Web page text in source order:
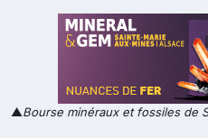
▲Bourse minéraux et fossiles de